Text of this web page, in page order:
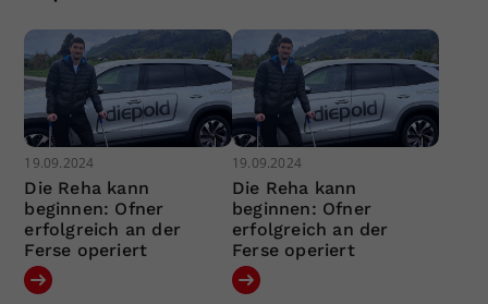
19.09.2024
Die Reha kann
beginnen: Ofner
erfolgreich an der
Ferse operiert
19.09.2024
Die Reha kann
beginnen: Ofner
erfolgreich an der
Ferse operiert